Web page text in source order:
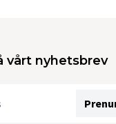
vårt nyhetsbrev